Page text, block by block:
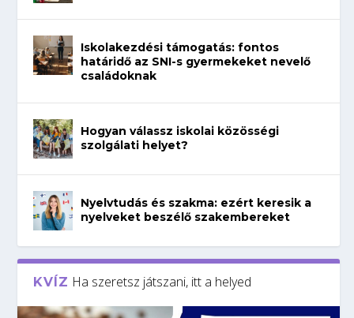
Iskolakezdési támogatás: fontos
határidő az SNI-s gyermekeket nevelő
családoknak
Hogyan válassz iskolai közösségi
szolgálati helyet?
Nyelvtudás és szakma: ezért keresik a
nyelveket beszélő szakembereket
KVÍZ Ha szeretsz játszani, itt a helyed